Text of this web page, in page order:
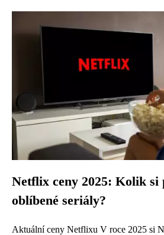
Netflix ceny 2025: Kolik si
oblíbené seriály?
Aktuální ceny Netflixu V roce 2025 si